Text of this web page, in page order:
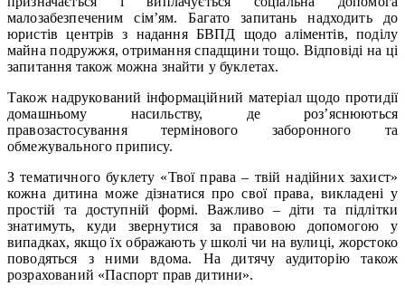
малозабезпеченим сім’ям. Багато запитань надходить до
юристів центрів з надання БВПД щодо аліментів, поділу
майна подружжя, отримання спадщини тощо. Відповіді на ці
запитання також можна знайти у буклетах.
Також надрукований інформаційний матеріал щодо протидії
домашньому насильству, де роз’яснюються
правозастосування термінового заборонного та
обмежувального припису.
З тематичного буклету «Твої права – твій надійних захист»
кожна дитина може дізнатися про свої права, викладені у
простій та доступній формі. Важливо – діти та підлітки
знатимуть, куди звернутися за правовою допомогою у
випадках, якщо їх ображають у школі чи на вулиці, жорстоко
поводяться з ними вдома. На дитячу аудиторію також
розрахований «Паспорт прав дитини».